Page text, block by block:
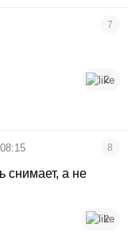
7
2
8
снимает, а не
2